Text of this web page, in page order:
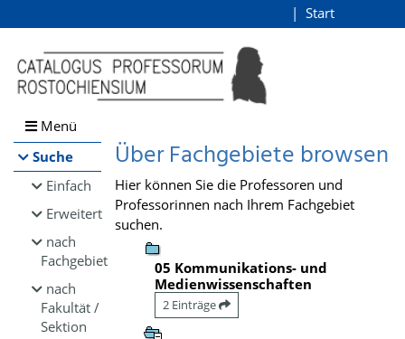
Browsen
direkt zum Inhalt
Start
Menü
Suche
Einfach
Erweitert
nach
Fachgebiet
nach
Fakultät /
Sektion
Über Fachgebiete browsen
Hier können Sie die Professoren und
Professorinnen nach Ihrem Fachgebiet
suchen.
05 Kommunikations- und
Medienwissenschaften
2 Einträge